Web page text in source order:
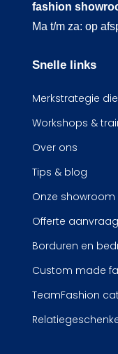
fashion
Ma t/m za: op
Snelle links
Merkstrategie
Workshops &
Over ons
Tips & blog
Onze showroom
Offerte aanvraag
Borduren en
Custom made
TeamFashion